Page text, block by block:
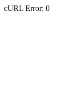
cURL Error: 0